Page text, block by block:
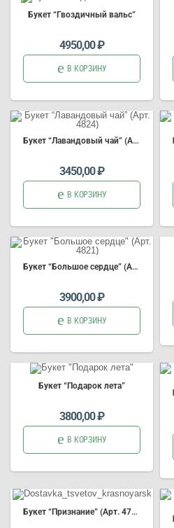
Букет “Гвоздичный вальс”
4950,00₽
В КОРЗИНУ
Букет “Лавандовый чай” (Арт. 4824)
3450,00₽
В КОРЗИНУ
Букет “Большое сердце” (Арт. 4821)
3900,00₽
В КОРЗИНУ
Букет “Подарок лета”
3800,00₽
В КОРЗИНУ
Букет “Признание” (Арт. 4764)